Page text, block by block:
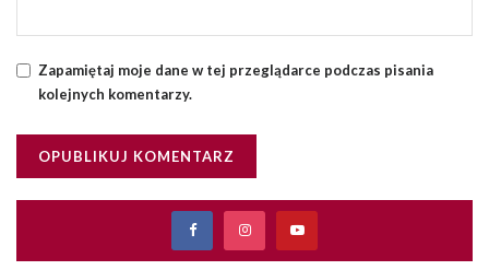
Zapamiętaj moje dane w tej przeglądarce podczas pisania
kolejnych komentarzy.